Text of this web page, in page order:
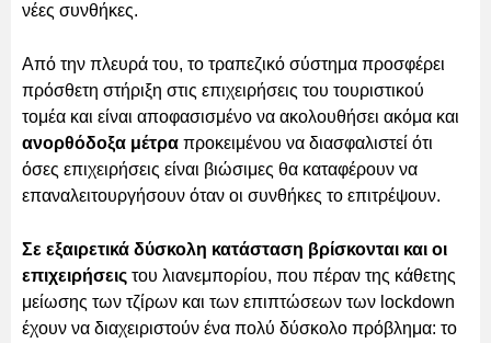
νέες συνθήκες.
Από την πλευρά του, το τραπεζικό σύστημα προσφέρει
πρόσθετη στήριξη στις επιχειρήσεις του τουριστικού
τομέα και είναι αποφασισμένο να ακολουθήσει ακόμα και
ανορθόδοξα μέτρα προκειμένου να διασφαλιστεί ότι
όσες επιχειρήσεις είναι βιώσιμες θα καταφέρουν να
επαναλειτουργήσουν όταν οι συνθήκες το επιτρέψουν.
Σε εξαιρετικά δύσκολη κατάσταση βρίσκονται και οι
επιχειρήσεις του λιανεμπορίου, που πέραν της κάθετης
μείωσης των τζίρων και των επιπτώσεων των lockdown
έχουν να διαχειριστούν ένα πολύ δύσκολο πρόβλημα: το